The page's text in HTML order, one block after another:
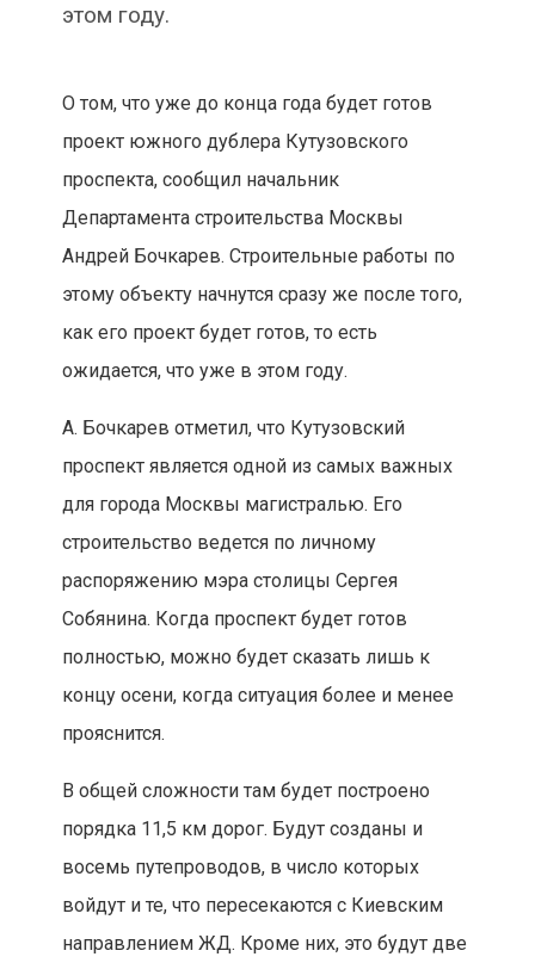
этом году.
О том, что уже до конца года будет готов
проект южного дублера Кутузовского
проспекта, сообщил начальник
Департамента строительства Москвы
Андрей Бочкарев. Строительные работы по
этому объекту начнутся сразу же после того,
как его проект будет готов, то есть
ожидается, что уже в этом году.
А. Бочкарев отметил, что Кутузовский
проспект является одной из самых важных
для города Москвы магистралью. Его
строительство ведется по личному
распоряжению мэра столицы Сергея
Собянина. Когда проспект будет готов
полностью, можно будет сказать лишь к
концу осени, когда ситуация более и менее
прояснится.
В общей сложности там будет построено
порядка 11,5 км дорог. Будут созданы и
восемь путепроводов, в число которых
войдут и те, что пересекаются с Киевским
направлением ЖД. Кроме них, это будут две